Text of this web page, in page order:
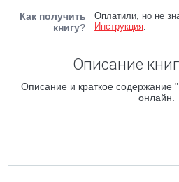
Как получить
книгу?
Оплатили, но не
Инструкция.
Описание
Описание и краткое содержание
онлайн.